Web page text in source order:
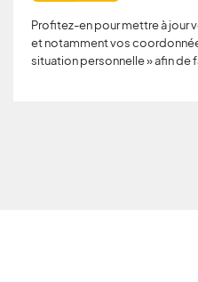
Profitez-en pour mettre à jour
et notamment vos
situation personnelle » afin de